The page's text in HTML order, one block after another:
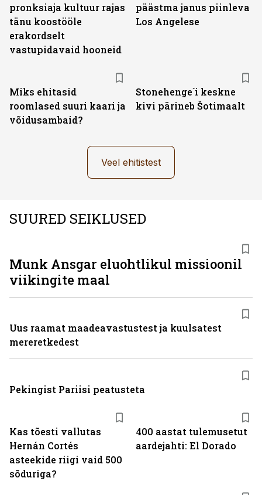
pronksiaja kultuur rajas
tänu koostööle
erakordselt
vastupidavaid hooneid
päästma janus piinleva
Los Angelese
Miks ehitasid
roomlased suuri kaari ja
võidusambaid?
Stonehenge`i keskne
kivi pärineb Šotimaalt
Veel ehitistest
SUURED SEIKLUSED
Kas tõesti vallutas
Hernán Cortés
asteekide riigi vaid 500
sõduriga?
400 aastat tulemusetut
aardejahti: El Dorado
Munk Ansgar eluohtlikul missioonil
viikingite maal
Uus raamat maadeavastustest ja kuulsatest
mereretkedest
Pekingist Pariisi peatusteta